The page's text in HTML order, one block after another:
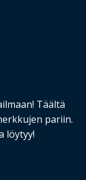
Täältä
pariin.
löytyy!